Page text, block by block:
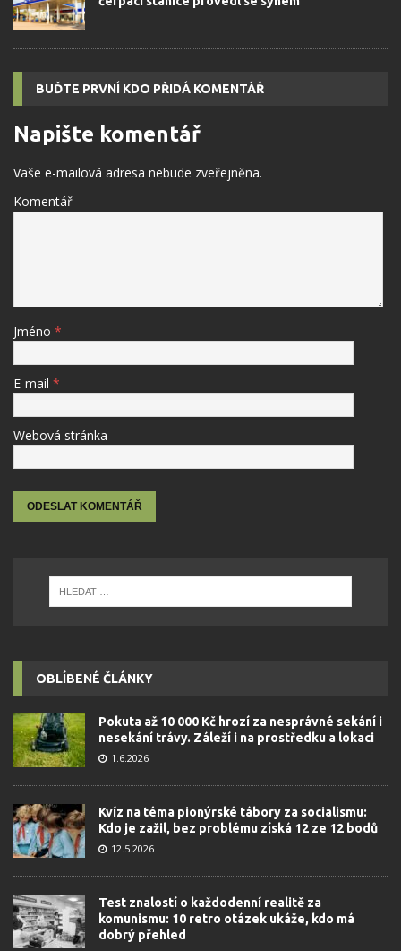
BUĎTE PRVNÍ KDO PŘIDÁ KOMENTÁŘ
Napište komentář
Vaše e-mailová adresa nebude zveřejněna.
Komentář
Jméno *
E-mail *
Webová stránka
OBLÍBENÉ ČLÁNKY
Pokuta až 10 000 Kč hrozí za nesprávné sekání i
nesekání trávy. Záleží i na prostředku a lokaci
1.6.2026
Kvíz na téma pionýrské tábory za socialismu:
Kdo je zažil, bez problému získá 12 ze 12 bodů
12.5.2026
Test znalostí o každodenní realitě za
komunismu: 10 retro otázek ukáže, kdo má
dobrý přehled